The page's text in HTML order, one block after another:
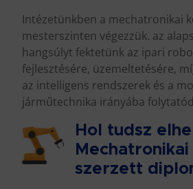
Intézetünkben a mechatronikai
mesterszinten végezzük. az
hangsúlyt fektetünk az ipari
fejlesztésére, üzemeltetésére,
az intelligens rendszerek és a
járműtechnika irányába
Hol tudsz
szerzett